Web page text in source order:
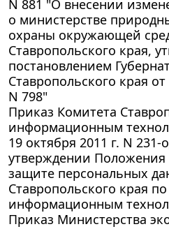
N 881 "О внесении
о министерстве
охраны окружающей
Ставропольского края,
постановлением
Ставропольского края
N 798"
Приказ Комитета
информационным
19 октября 2011 г. N 231-
утверждении Положения
защите персональных
Ставропольского края по
информационным
Приказ Министерства